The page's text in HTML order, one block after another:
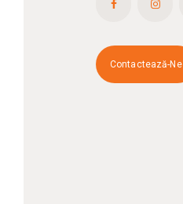
Contactează-Ne